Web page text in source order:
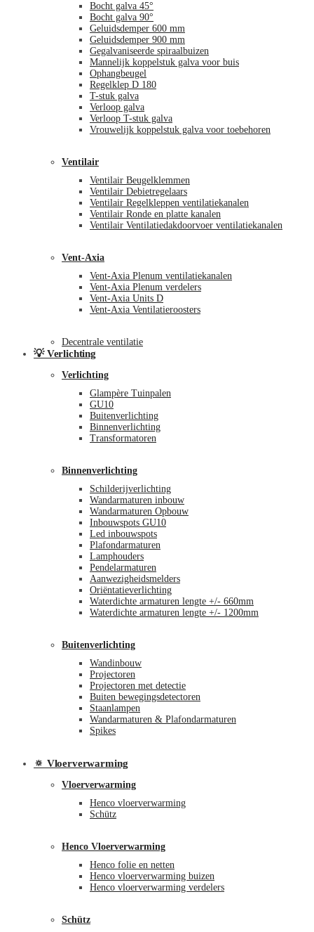
Bocht galva 45°
Bocht galva 90°
Geluidsdemper 600 mm
Geluidsdemper 900 mm
Gegalvaniseerde spiraalbuizen
Mannelijk koppelstuk galva voor buis
Ophangbeugel
Regelklep D 180
T-stuk galva
Verloop galva
Verloop T-stuk galva
Vrouwelijk koppelstuk galva voor toebehoren
Ventilair
Ventilair Beugelklemmen
Ventilair Debietregelaars
Ventilair Regelkleppen ventilatiekanalen
Ventilair Ronde en platte kanalen
Ventilair Ventilatiedakdoorvoer ventilatiekanalen
Vent-Axia
Vent-Axia Plenum ventilatiekanalen
Vent-Axia Plenum verdelers
Vent-Axia Units D
Vent-Axia Ventilatieroosters
Decentrale ventilatie
💡 Verlichting
Verlichting
Glampère Tuinpalen
GU10
Buitenverlichting
Binnenverlichting
Transformatoren
Binnenverlichting
Schilderijverlichting
Wandarmaturen inbouw
Wandarmaturen Opbouw
Inbouwspots GU10
Led inbouwspots
Plafondarmaturen
Lamphouders
Pendelarmaturen
Aanwezigheidsmelders
Oriëntatieverlichting
Waterdichte armaturen lengte +/- 660mm
Waterdichte armaturen lengte +/- 1200mm
Buitenverlichting
Wandinbouw
Projectoren
Projectoren met detectie
Buiten bewegingsdetectoren
Staanlampen
Wandarmaturen & Plafondarmaturen
Spikes
🔅 Vloerverwarming
Vloerverwarming
Henco vloerverwarming
Schütz
Henco Vloerverwarming
Henco folie en netten
Henco vloerverwarming buizen
Henco vloerverwarming verdelers
Schütz